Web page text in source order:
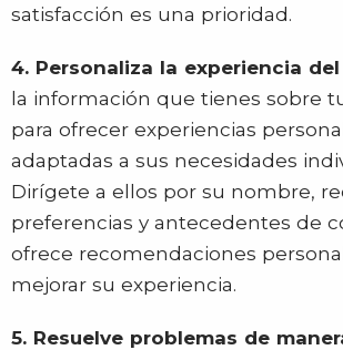
satisfacción es una prioridad.
4. Personaliza la experiencia
la información que tienes sobre
para ofrecer experiencias
adaptadas a sus necesidades
Dirígete a ellos por su nombre,
preferencias y antecedentes de
ofrece recomendaciones
mejorar su experiencia.
5. Resuelve problemas de